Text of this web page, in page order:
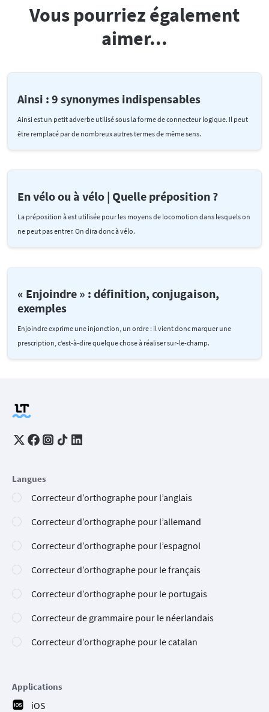
Vous pourriez également
aimer...
Ainsi : 9 synonymes indispensables
Ainsi est un petit adverbe utilisé sous la forme de connecteur logique. Il peut
être remplacé par de nombreux autres termes de même sens.
En vélo ou à vélo | Quelle préposition ?
La préposition à est utilisée pour les moyens de locomotion dans lesquels on
ne peut pas entrer. On dira donc à vélo.
« Enjoindre » : définition, conjugaison,
exemples
Enjoindre exprime une injonction, un ordre : il vient donc marquer une
prescription, c’est-à-dire quelque chose à réaliser sur-le-champ.
Langues
Correcteur d’orthographe pour l’anglais
Correcteur d’orthographe pour l’allemand
Correcteur d’orthographe pour l’espagnol
Correcteur d’orthographe pour le français
Correcteur d’orthographe pour le portugais
Correcteur de grammaire pour le néerlandais
Correcteur d’orthographe pour le catalan
Applications
iOS